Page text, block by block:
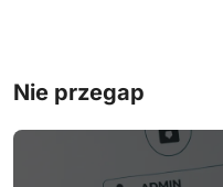
Nie przegap